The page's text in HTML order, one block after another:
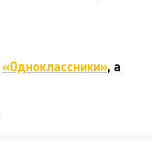
«Одноклассники», а